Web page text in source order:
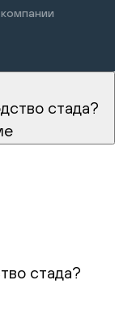
стада?
стада?